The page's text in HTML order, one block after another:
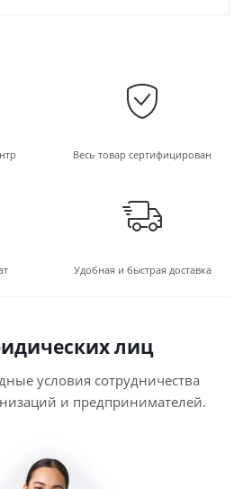
Весь товар сертифицирован
Удобная и быстрая доставка
лиц
условия сотрудничества
и предпринимателей.